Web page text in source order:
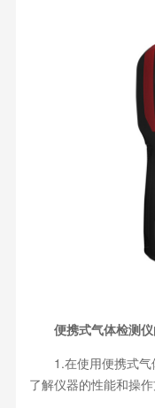
便携式气体检测仪
1.在使用便携式气
了解仪器的性能和操